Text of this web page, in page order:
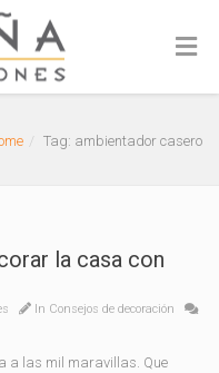
Tag: ambientador casero
la casa con
In Consejos de decoración
a las mil maravillas. Que